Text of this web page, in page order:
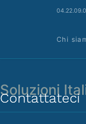
Chi
Soluzioni
Contattateci